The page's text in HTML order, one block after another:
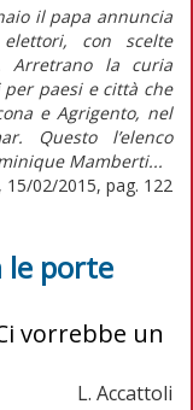
il papa annuncia
con scelte
Arretrano la curia
paesi e città che
e Agrigento, nel
Questo l’elenco
Mamberti...
15/02/2015, pag. 122
le porte
vorrebbe un
L. Accattoli